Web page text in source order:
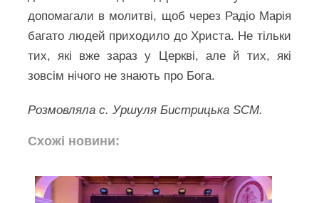
допомагали в молитві, щоб через Радіо Марія
багато людей приходило до Христа. Не тільки
тих, які вже зараз у Церкві, але й тих, які
зовсім нічого не знають про Бога.
Розмовляла с. Уршуля Бистрицька SCM.
Схожі новини: